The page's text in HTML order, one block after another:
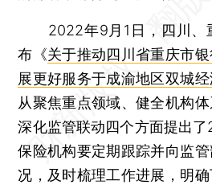
2022年9月1日，四川、
布《关于推动四川省重庆市
展更好服务于成渝地区双城
从聚焦重点领域、健全机构体
深化监管联动四个方面提出
保险机构要定期跟踪并向监
况，及时梳理工作进展，明